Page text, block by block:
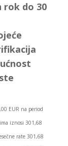
rok do 30
EUR na period
iznosi 301,68
rate 301,68